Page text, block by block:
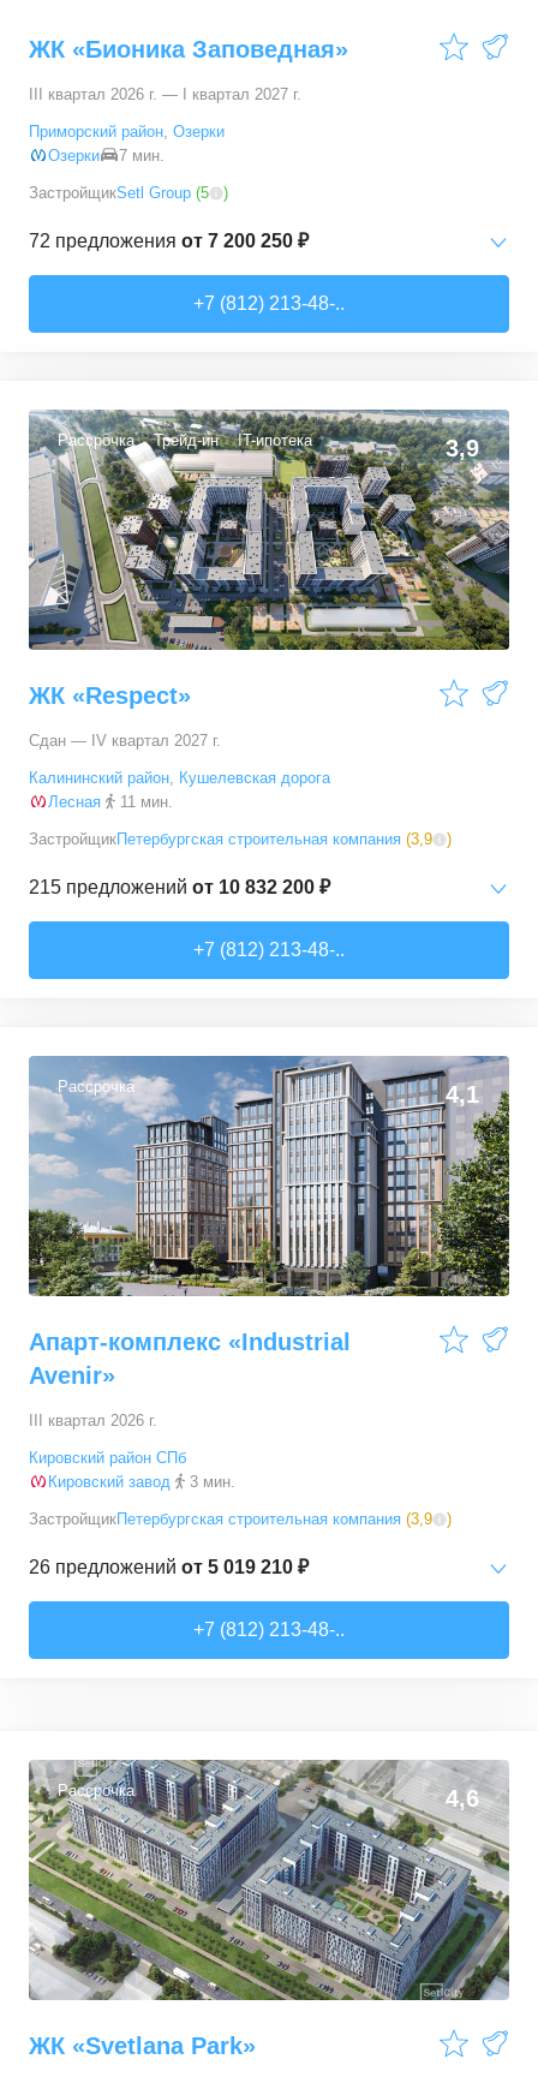
ЖК «Бионика Заповедная»
III квартал 2026 г. — I квартал 2027 г.
Приморский район, Озерки
Озерки
7 мин.
ЗастройщикSetl Group (5 )
72 предложения от 7 200 250 ₽
29,85–36,84м² 34 предложения
2-комн. кв. от17 650 060 ₽
53,6 –65,15м² 12 предложений
3-комн. кв. от21 900 290 ₽
81,2–90,5 м² 4 предложения
+7 (812) 213-48-..
Рассрочка Трейд-ин IT-ипотека 3,9
ЖК «Respect»
Сдан — IV квартал 2027 г.
Калининский район, Кушелевская дорога
Лесная
11 мин.
ЗастройщикПетербургская строительная компания (3,9 )
215 предложений от 10 832 200 ₽
36,06–62,7м² 69 предложений
2-комн. кв. от21 489 030 ₽
54,9– 90 предложений
3-комн. кв. от28 117 530 ₽
77,14–100,7м² 21 предложение
+7 (812) 213-48-..
Рассрочка 4,1
Апарт-комплекс «Industrial
Avenir»
III квартал 2026 г.
Кировский район СПб
Кировский завод
3 мин.
ЗастройщикПетербургская строительная компания (3,9 )
26 предложений от 5 019 210 ₽
+7 (812) 213-48-..
Рассрочка 4,6
ЖК «Svetlana Park»